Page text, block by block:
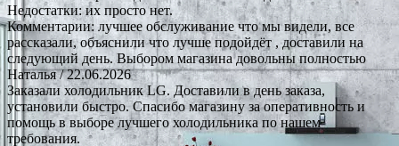
Недостатки: их просто нет.
Комментарии: лучшее обслуживание что мы видели, все
рассказали, объяснили что лучше подойдёт , доставили на
следующий день. Выбором магазина довольны полностью
Наталья/ 22.06.2026
Заказали холодильник LG. Доставили в день заказа,
установили быстро. Спасибо магазину за оперативность и
помощь в выборе лучшего холодильника по нашем
требования.